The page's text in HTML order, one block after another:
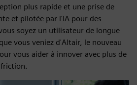
plus rapide et une prise de
et pilotée par l'IA pour des
soyez un utilisateur de longue
vous veniez d'Altair, le nouveau
vous aider à innover avec plus de